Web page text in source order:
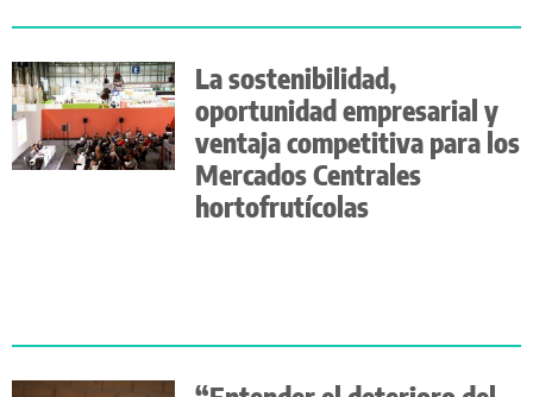
La sostenibilidad,
oportunidad empresarial y
ventaja competitiva para los
Mercados Centrales
hortofrutícolas